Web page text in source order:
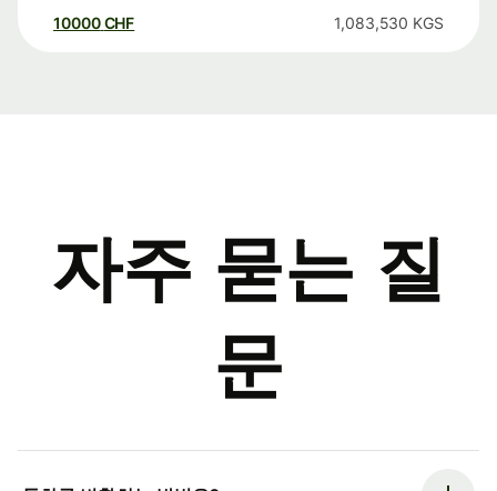
10000 CHF 1,083,530 KGS
자주 묻는 질
문